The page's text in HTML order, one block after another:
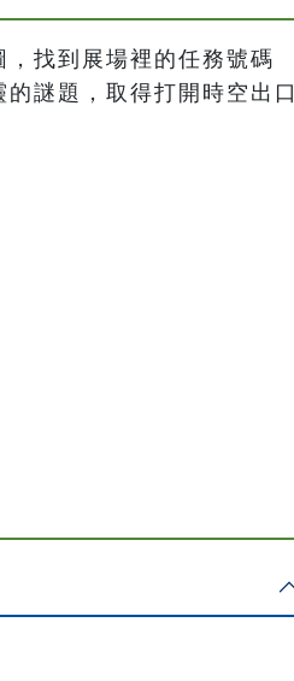
找到展場裡的任務號碼
謎題，取得打開時空出口